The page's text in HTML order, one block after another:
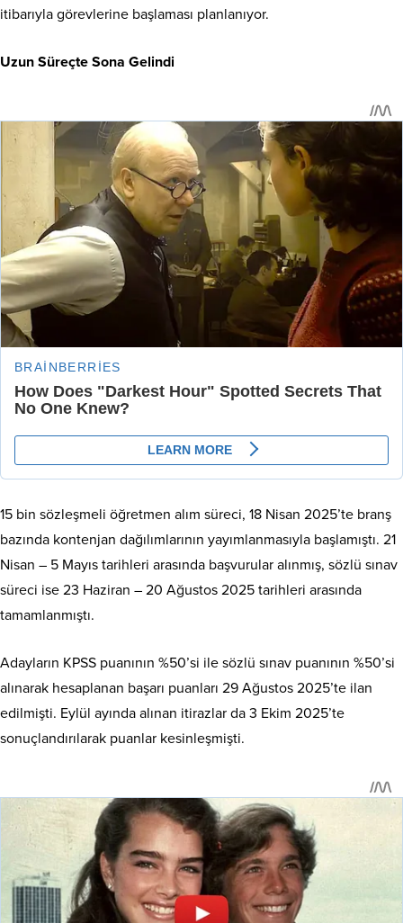
itibarıyla görevlerine başlaması planlanıyor.
Uzun Süreçte Sona Gelindi
15 bin sözleşmeli öğretmen alım süreci, 18 Nisan 2025’te branş
bazında kontenjan dağılımlarının yayımlanmasıyla başlamıştı. 21
Nisan – 5 Mayıs tarihleri arasında başvurular alınmış, sözlü sınav
süreci ise 23 Haziran – 20 Ağustos 2025 tarihleri arasında
tamamlanmıştı.
Adayların KPSS puanının %50’si ile sözlü sınav puanının %50’si
alınarak hesaplanan başarı puanları 29 Ağustos 2025’te ilan
edilmişti. Eylül ayında alınan itirazlar da 3 Ekim 2025’te
sonuçlandırılarak puanlar kesinleşmişti.